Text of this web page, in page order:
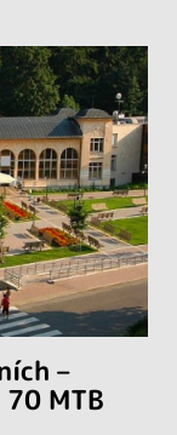
–
MTB